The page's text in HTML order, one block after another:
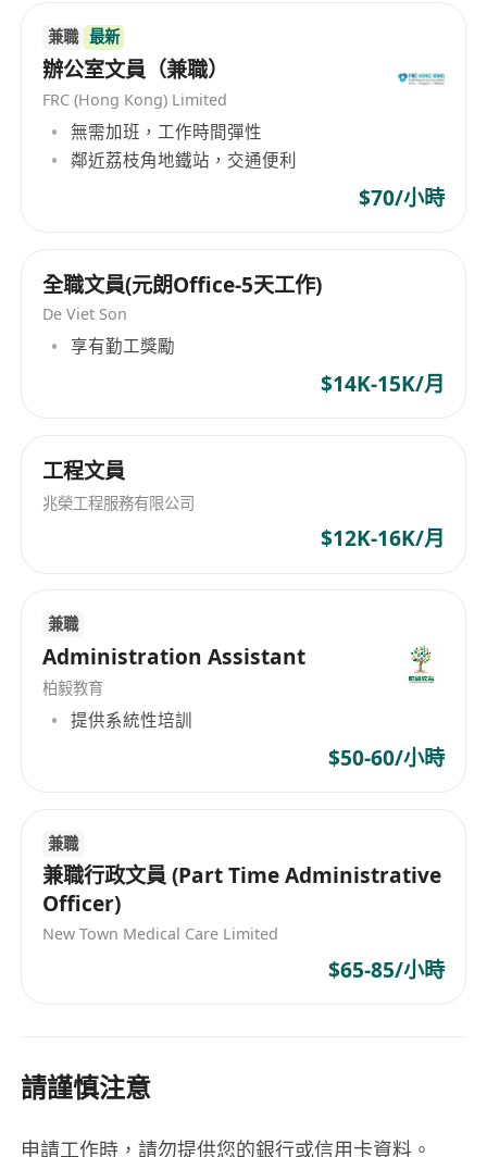
兼職 最新
辦公室文員（兼職）
FRC (Hong Kong) Limited
無需加班，工作時間彈性
鄰近荔枝角地鐵站，交通便利
$70/小時
全職文員(元朗Office-5天工作)
De Viet Son
享有勤工獎勵
$14K-15K/月
工程文員
兆榮工程服務有限公司
$12K-16K/月
兼職
Administration Assistant
柏毅教育
提供系統性培訓
$50-60/小時
兼職
兼職行政文員 (Part Time Administrative
Officer)
New Town Medical Care Limited
$65-85/小時
請謹慎注意
申請工作時，請勿提供您的銀行或信用卡資料。